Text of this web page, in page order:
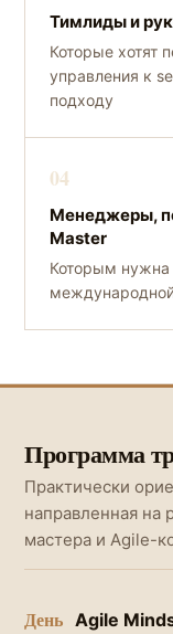
Тимлиды и
Которые хотят
управления к
подходу
04
Менеджеры,
Master
Которым нужна
Программа
Практически
направленная на
мастера и Agile-
День Agile